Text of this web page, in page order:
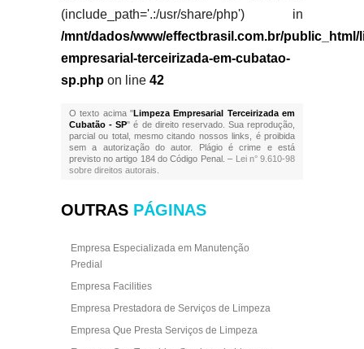
(include_path='.:/usr/share/php') in
/mnt/dados/www/effectbrasil.com.br/public_html/
empresarial-terceirizada-em-cubatao-
sp.phpon line 42
O texto acima "Limpeza Empresarial Terceirizada em
Cubatão - SP" é de direito reservado. Sua reprodução,
parcial ou total, mesmo citando nossos links, é proibida
sem a autorização do autor. Plágio é crime e está
previsto no artigo 184 do Código Penal. – Lei n° 9.610-98
sobre direitos autorais
OUTRAS PÁGINAS
Empresa Especializada em Manutenção
Predial
Empresa Facilities
Empresa Prestadora de Serviços de Limpeza
Empresa Que Presta Serviços de Limpeza